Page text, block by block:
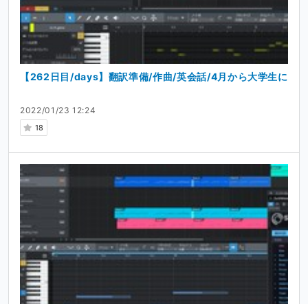
2022/01/23 12:24
18
【262日目/days】翻訳準備/作曲/英会話/4月から大学生に